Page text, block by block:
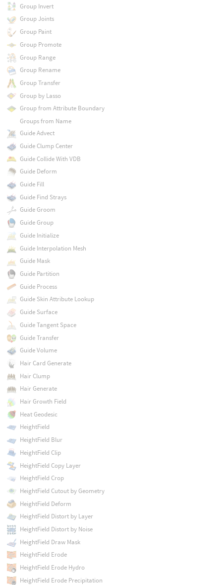
Group Invert
Group Joints
Group Paint
Group Promote
Group Range
Group Rename
Group Transfer
Group by Lasso
Group from Attribute Boundary
Groups from Name
Guide Advect
Guide Clump Center
Guide Collide With VDB
Guide Deform
Guide Fill
Guide Find Strays
Guide Groom
Guide Group
Guide Initialize
Guide Interpolation Mesh
Guide Mask
Guide Partition
Guide Process
Guide Skin Attribute Lookup
Guide Surface
Guide Tangent Space
Guide Transfer
Guide Volume
Hair Card Generate
Hair Clump
Hair Generate
Hair Growth Field
Heat Geodesic
HeightField
HeightField Blur
HeightField Clip
HeightField Copy Layer
HeightField Crop
HeightField Cutout by Geometry
HeightField Deform
HeightField Distort by Layer
HeightField Distort by Noise
HeightField Draw Mask
HeightField Erode
HeightField Erode Hydro
HeightField Erode Precipitation